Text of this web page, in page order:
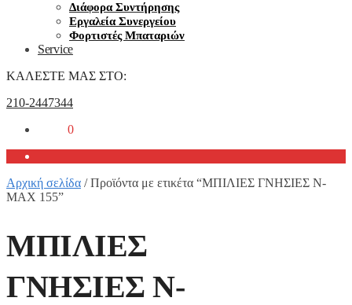
Διάφορα Συντήρησης
Εργαλεία Συνεργείου
Φορτιστές Μπαταριών
Service
ΚΑΛΕΣΤΕ ΜΑΣ ΣΤΟ:
210-2447344
0
Αρχική σελίδα /Προϊόντα με ετικέτα “ΜΠΙΛΙΕΣ ΓΝΗΣΙΕΣ N-
MAX 155”
ΜΠΙΛΙΕΣ
ΓΝΗΣΙΕΣ N-